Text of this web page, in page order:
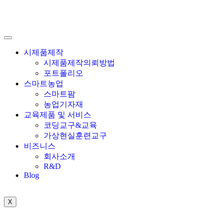
시제품제작
시제품제작의뢰방법
포트폴리오
스마트농업
스마트팜
농업기자재
교육제품 및 서비스
코딩교구&교육
가상현실훈련교구
비즈니스
회사소개
R&D
Blog
X